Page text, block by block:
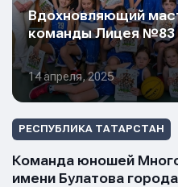
Вдохновляющий
команды Лицея №83
14 апреля, 2025
РЕСПУБЛИКА ТАТАРСТАН
Команда юношей
имени Булатова